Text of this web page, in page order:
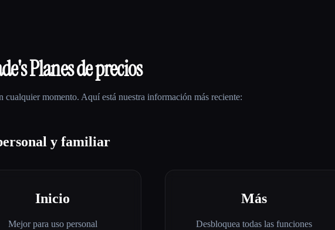
's Planes de precios
cualquier momento. Aquí está nuestra información más reciente:
y familiar
Inicio
Mejor para uso personal
Más
Desbloquea todas las funciones